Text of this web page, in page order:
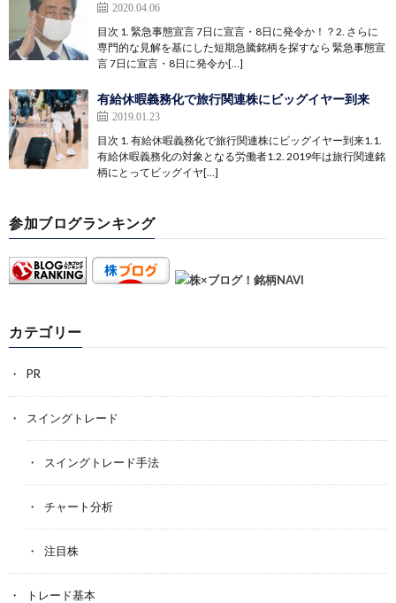
2020.04.06
目次 1. 緊急事態宣言 7日に宣言・8日に発令か！？2. さらに
専門的な見解を基にした短期急騰銘柄を探すなら 緊急事態宣
言 7日に宣言・8日に発令か[…]
有給休暇義務化で旅行関連株にビッグイヤー到来
2019.01.23
目次 1. 有給休暇義務化で旅行関連株にビッグイヤー到来1.1.
有給休暇義務化の対象となる労働者1.2. 2019年は旅行関連銘
柄にとってビッグイヤ[…]
参加ブログランキング
カテゴリー
PR
スイングトレード
スイングトレード手法
チャート分析
注目株
トレード基本